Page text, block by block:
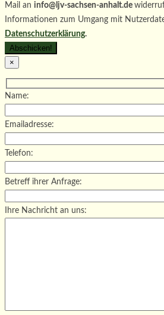
Mail an info@ljv-sachsen-anhalt.de
Informationen zum Umgang mit
Datenschutzerklärung.
×
Name:
Emailadresse:
Telefon:
Betreff ihrer Anfrage:
Ihre Nachricht an uns: